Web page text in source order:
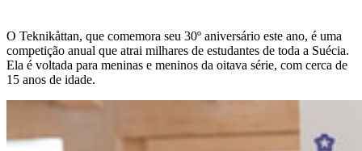
O Teknikåttan, que comemora seu 30º aniversário este ano, é uma
competição anual que atrai milhares de estudantes de toda a Suécia.
Ela é voltada para meninas e meninos da oitava série, com cerca de
15 anos de idade.